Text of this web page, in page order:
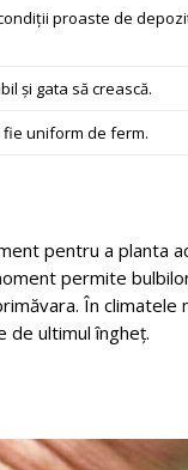
proaste de
și gata să crească.
uniform de ferm.
pentru a planta
permite
În climatele
de ultimul îngheț.